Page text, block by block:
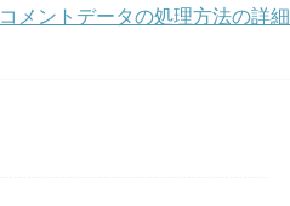
コメントデータの処理方法の詳細